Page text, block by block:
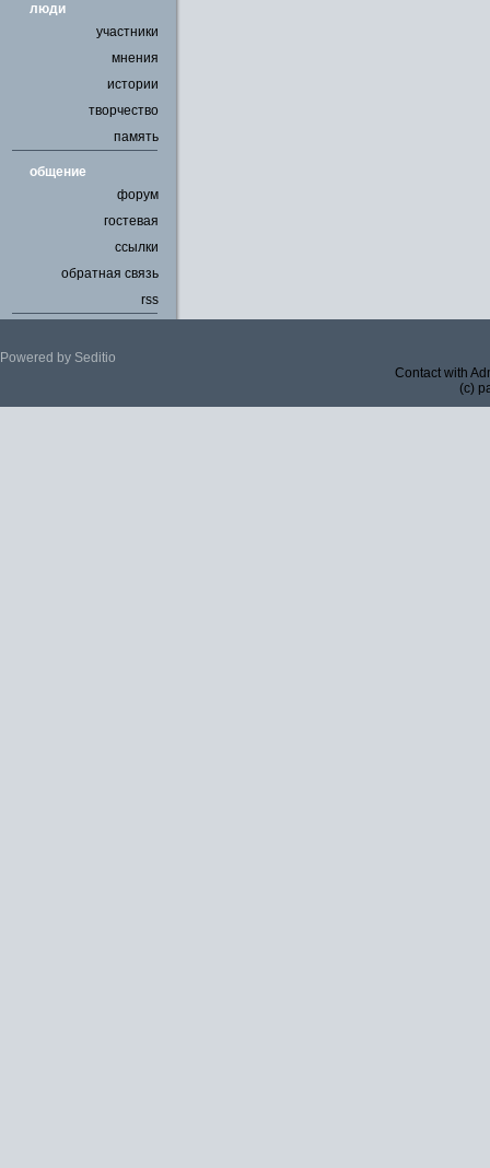
люди
участники
мнения
истории
творчество
память
общение
форум
гостевая
ссылки
обратная связь
rss
Powered by Seditio
Contact with
(c)